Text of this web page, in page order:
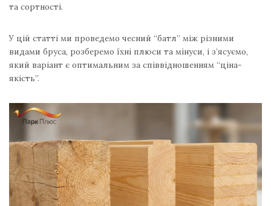
та сортності.
У цій статті ми проведемо чесний “батл” між різними
видами бруса, розберемо їхні плюси та мінуси, і з’ясуємо,
який варіант є оптимальним за співвідношенням “ціна-
якість”.